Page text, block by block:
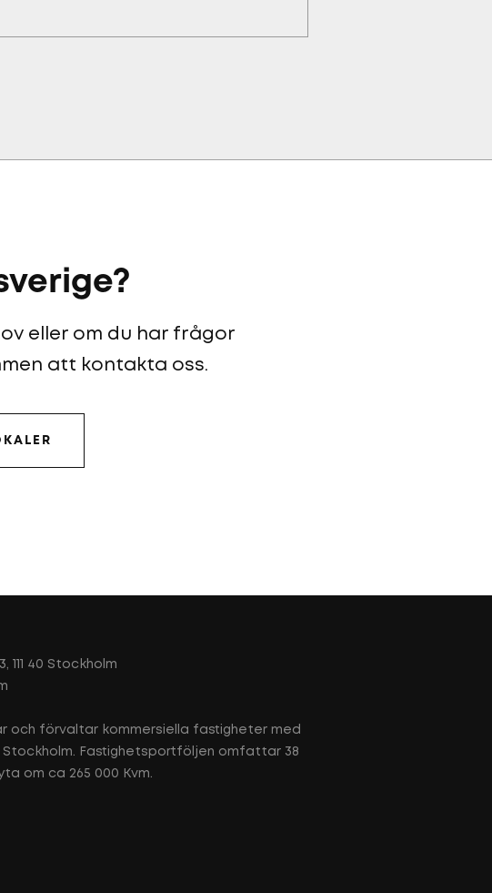
eller om du har frågor
att kontakta oss.
40 Stockholm
och förvaltar kommersiella fastigheter med
Stockholm. Fastighetsportföljen omfattar 38
om ca 265 000 Kvm.